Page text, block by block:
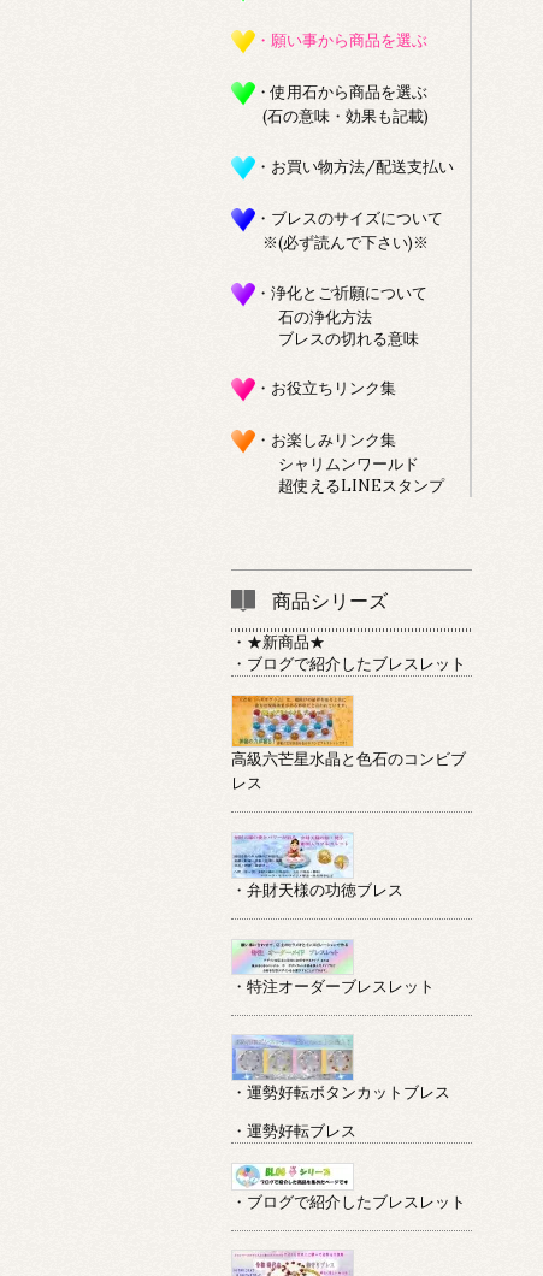
・願い事から商品を選ぶ
・使用石から商品を選ぶ
(石の意味・効果も記載)
・お買い物方法/配送支払い
・ブレスのサイズについて
※(必ず読んで下さい)※
・浄化とご祈願について
石の浄化方法
ブレスの切れる意味
・お役立ちリンク集
・お楽しみリンク集
シャリムンワールド
超使えるLINEスタンプ
商品シリーズ
・★新商品★
・ブログで紹介したブレスレット
高級六芒星水晶と色石のコンビブ
レス
・弁財天様の功徳ブレス
・特注オーダーブレスレット
・運勢好転ボタンカットブレス
・運勢好転ブレス
・ブログで紹介したブレスレット